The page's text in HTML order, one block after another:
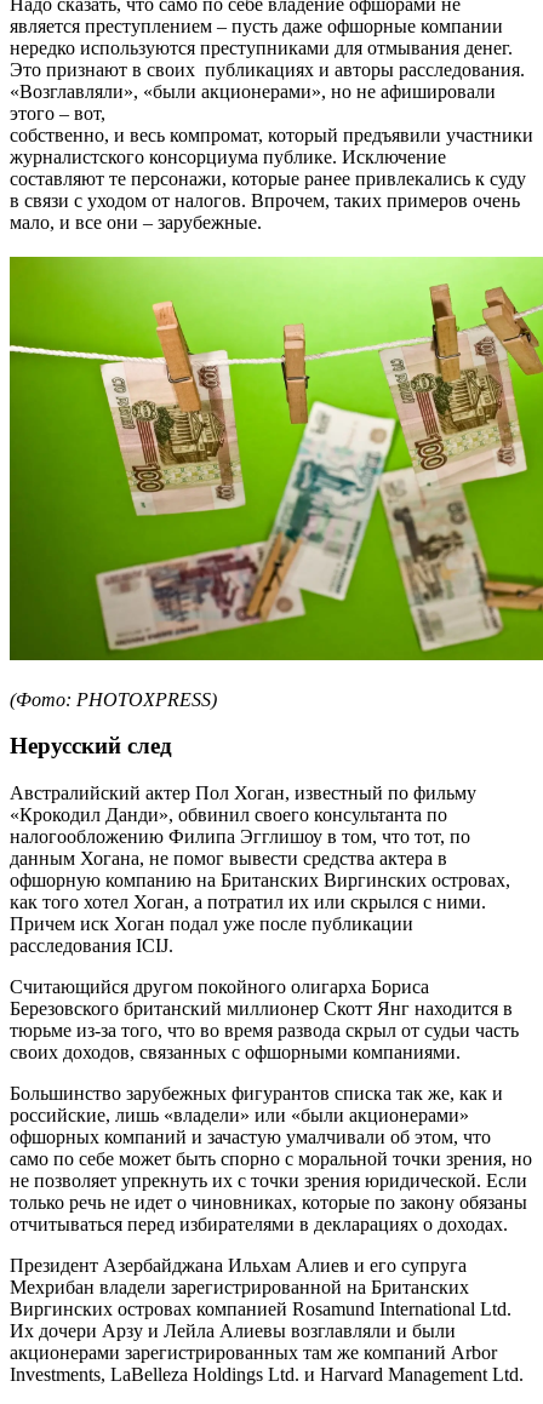
Надо сказать, что само по себе владение офшорами не
является преступлением – пусть даже офшорные компании
нередко используются преступниками для отмывания денег.
Это признают в своих публикациях и авторы расследования.
«Возглавляли», «были акционерами», но не афишировали
этого – вот,
собственно, и весь компромат, который предъявили участники
журналистского консорциума публике. Исключение
составляют те персонажи, которые ранее привлекались к суду
в связи с уходом от налогов. Впрочем, таких примеров очень
мало, и все они – зарубежные.
(Фото: PHOTOXPRESS)
Нерусский след
Австралийский актер Пол Хоган, известный по фильму
«Крокодил Данди», обвинил своего консультанта по
налогообложению Филипа Эгглишоу в том, что тот, по
данным Хогана, не помог вывести средства актера в
офшорную компанию на Британских Виргинских островах,
как того хотел Хоган, а потратил их или скрылся с ними.
Причем иск Хоган подал уже после публикации
расследования ICIJ.
Считающийся другом покойного олигарха Бориса
Березовского британский миллионер Скотт Янг находится в
тюрьме из-за того, что во время развода скрыл от судьи часть
своих доходов, связанных с офшорными компаниями.
Большинство зарубежных фигурантов списка так же, как и
российские, лишь «владели» или «были акционерами»
офшорных компаний и зачастую умалчивали об этом, что
само по себе может быть спорно с моральной точки зрения, но
не позволяет упрекнуть их с точки зрения юридической. Если
только речь не идет о чиновниках, которые по закону обязаны
отчитываться перед избирателями в декларациях о доходах.
Президент Азербайджана Ильхам Алиев и его супруга
Мехрибан владели зарегистрированной на Британских
Виргинских островах компанией Rosamund International Ltd.
Их дочери Арзу и Лейла Алиевы возглавляли и были
акционерами зарегистрированных там же компаний Arbor
Investments, LaBelleza Holdings Ltd. и Harvard Management Ltd.